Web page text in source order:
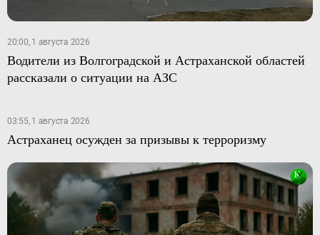
20:00, 1 августа 2026
Водители из Волгоградской и Астраханской областей
рассказали о ситуации на АЗС
03:55, 1 августа 2026
Астраханец осужден за призывы к терроризму